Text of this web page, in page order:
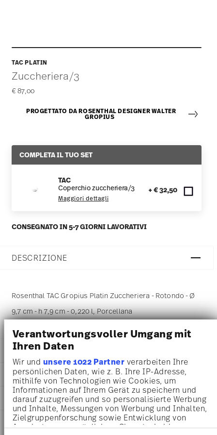
Verantwortungsvoller Umgang mit
Ihren Daten
Wir und unsere 1022 Partnerverarbeiten Ihre
persönlichen Daten, wie z. B. Ihre IP-Adresse,
mithilfe von Technologien wie Cookies, um
Informationen auf Ihrem Gerät zu speichern und
darauf zuzugreifen und so personalisierte Werbung
und Inhalte, Messungen von Werbung und Inhalten,
Zielgruppenforschung sowie Entwicklung von
Angeboten zu ermöglichen. Sie entscheiden
TAC PLATIN
Zuccheriera/3
€ 87,00
PROGETTATO DA ROSENTHAL DESIGNER WALTER
GROPIUS
COMPLETA IL TUO SET
TAC
Coperchio zuccheriera/3
Maggiori dettagli
+ € 32,50
CONSEGNATO IN 5-7 GIORNI LAVORATIVI
DESCRIZIONE
Rosenthal TAC Gropius Platin Zuccheriera - Rotondo - Ø
9,7 cm - h 7,9 cm - 0,220 l, Porcellana
DETTAGLI
Rosenthal
TAC
Platin
Porcellana
Platin
11280-403241-14330
4012434663672
DIMENSIONI
9,70 cm
9,70 cm
9,70 cm
7,90 cm
AWARD WINNER
INFORMAZIONI SU CURA E